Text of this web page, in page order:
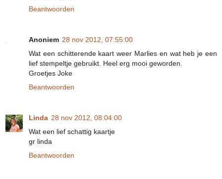
Beantwoorden
Anoniem 28 nov 2012, 07:55:00
Wat een schitterende kaart weer Marlies en wat heb je een
lief stempeltje gebruikt. Heel erg mooi geworden.
Groetjes Joke
Beantwoorden
Linda 28 nov 2012, 08:04:00
Wat een lief schattig kaartje
gr linda
Beantwoorden